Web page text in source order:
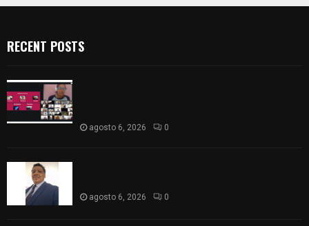
RECENT POSTS
agosto 6, 2026 0
agosto 6, 2026 0